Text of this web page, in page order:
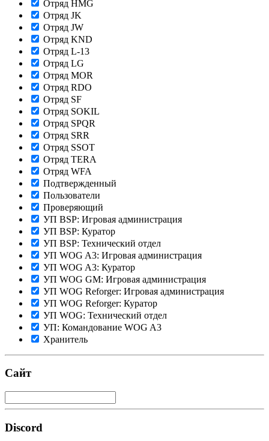
Отряд HMG
Отряд JK
Отряд JW
Отряд KND
Отряд L-13
Отряд LG
Отряд MOR
Отряд RDO
Отряд SF
Отряд SOKIL
Отряд SPQR
Отряд SRR
Отряд SSOT
Отряд TERA
Отряд WFA
Подтвержденный
Пользователи
Проверяющий
УП BSP: Игровая администрация
УП BSP: Куратор
УП BSP: Технический отдел
УП WOG A3: Игровая администрация
УП WOG A3: Куратор
УП WOG GM: Игровая администрация
УП WOG Reforger: Игровая администрация
УП WOG Reforger: Куратор
УП WOG: Технический отдел
УП: Командование WOG A3
Хранитель
Сайт
Discord